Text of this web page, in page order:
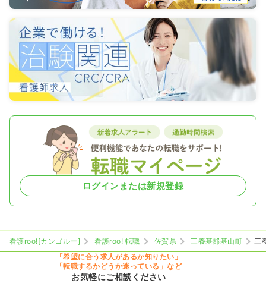
ログインまたは新規登録
看護roo![カンゴルー] 看護roo! 転職 佐賀県 三養基郡基山町
三
「希望に合う求人があるか知りたい」
「転職するかどうか迷っている」など
お気軽にご相談ください